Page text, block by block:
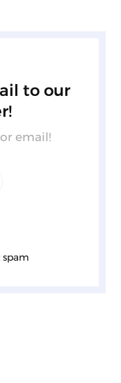
to our
email!
spam